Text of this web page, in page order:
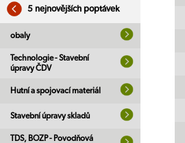
5 nejnovějších poptávek
obaly
Technologie - Stavební
úpravy ČDV
Hutní a spojovací materiál
Stavební úpravy skladů
TDS, BOZP - Povodňová